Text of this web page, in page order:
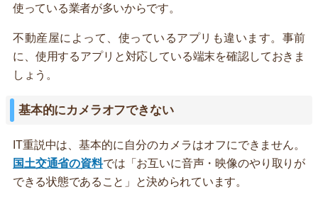
使っている業者が多いからです。
不動産屋によって、使っているアプリも違います。事前
に、使用するアプリと対応している端末を確認しておきま
しょう。
基本的にカメラオフできない
IT重説中は、基本的に自分のカメラはオフにできません。
国土交通省の資料では「お互いに音声・映像のやり取りが
できる状態であること」と決められています。